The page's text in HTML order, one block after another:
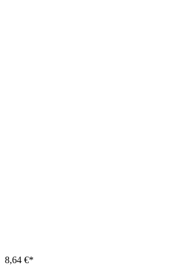
8,64 €*